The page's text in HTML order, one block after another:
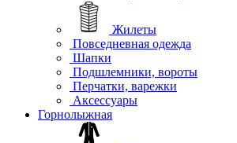
Жилеты
Повседневная одежда
Шапки
Подшлемники, вороты
Перчатки, варежки
Аксессуары
Горнолыжная